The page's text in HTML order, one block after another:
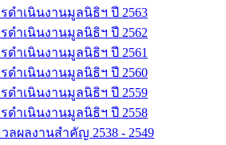
ดำเนินงานมูลนิธิฯ ปี 2563
ดำเนินงานมูลนิธิฯ ปี 2562
ดำเนินงานมูลนิธิฯ ปี 2561
ดำเนินงานมูลนิธิฯ ปี 2560
ดำเนินงานมูลนิธิฯ ปี 2559
ดำเนินงานมูลนิธิฯ ปี 2558
ลผลงานสำคัญ 2538 - 2549